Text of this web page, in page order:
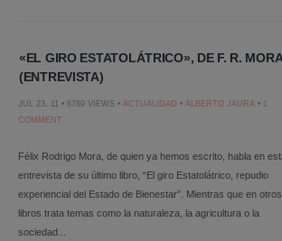
«EL GIRO ESTATOLÁTRICO», DE F. R. MORA
(ENTREVISTA)
JUL 23, 11 • 6769 VIEWS • ACTUALIDAD • ALBERTO JAURA • 1
COMMENT
Félix Rodrigo Mora, de quien ya hemos escrito, habla en
entrevista de su último libro, “El giro Estatolátrico, repudio
experiencial del Estado de Bienestar”. Mientras que en otros
libros trata temas como la naturaleza, la agricultura o la
sociedad...